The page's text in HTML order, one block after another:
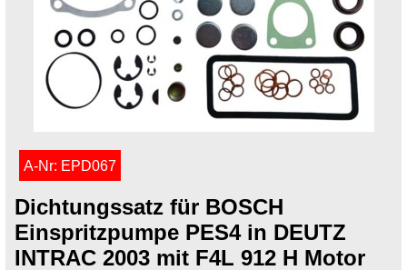
A-Nr: EPD067
Dichtungssatz für BOSCH
Einspritzpumpe PES4 in DEUTZ
INTRAC 2003 mit F4L 912 H Motor